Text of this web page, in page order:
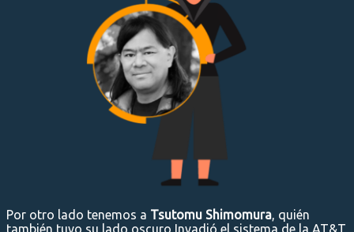
Por otro lado tenemos a Tsutomu Shimomura, quién
también tuvo su lado oscuro Invadió el sistema de la AT&T